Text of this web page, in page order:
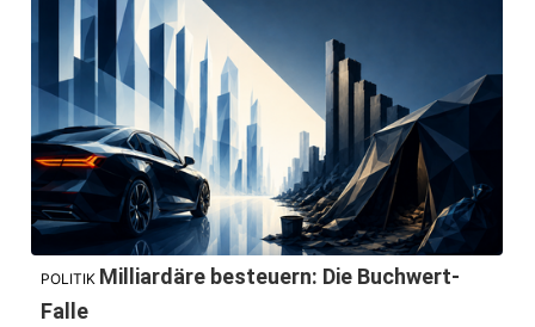
POLITIK Milliardäre besteuern: Die Buchwert-
Falle